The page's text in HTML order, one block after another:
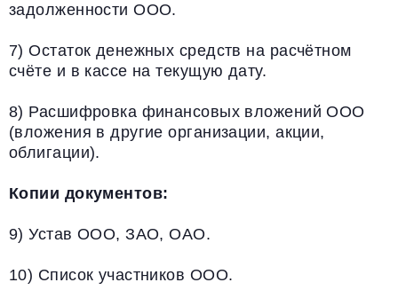
задолженности ООО.
7) Остаток денежных средств на расчётном
счёте и в кассе на текущую дату.
8) Расшифровка финансовых вложений ООО
(вложения в другие организации, акции,
облигации).
Копии документов:
9) Устав ООО, ЗАО, ОАО.
10) Список участников ООО.